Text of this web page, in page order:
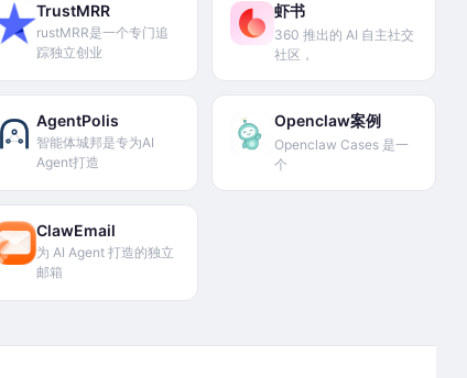
TrustMRR
rustMRR是一个专门追
踪独立创业
虾书
360 推出的 AI 自主社交
社区，
AgentPolis
智能体城邦是专为AI
Agent打造
Openclaw案例
Openclaw Cases 是一
个
ClawEmail
为 AI Agent 打造的独立
邮箱